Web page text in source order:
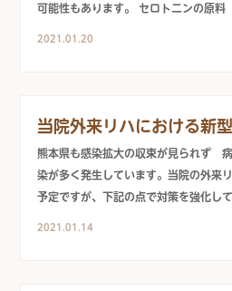
可能性もあります。 セロトニンの原料
2021.01.20
当院外来リハにおける新
熊本県も感染拡大の収束が見られず
染が多く発生しています。当院の外来
予定ですが、下記の点で対策を強化して
2021.01.14